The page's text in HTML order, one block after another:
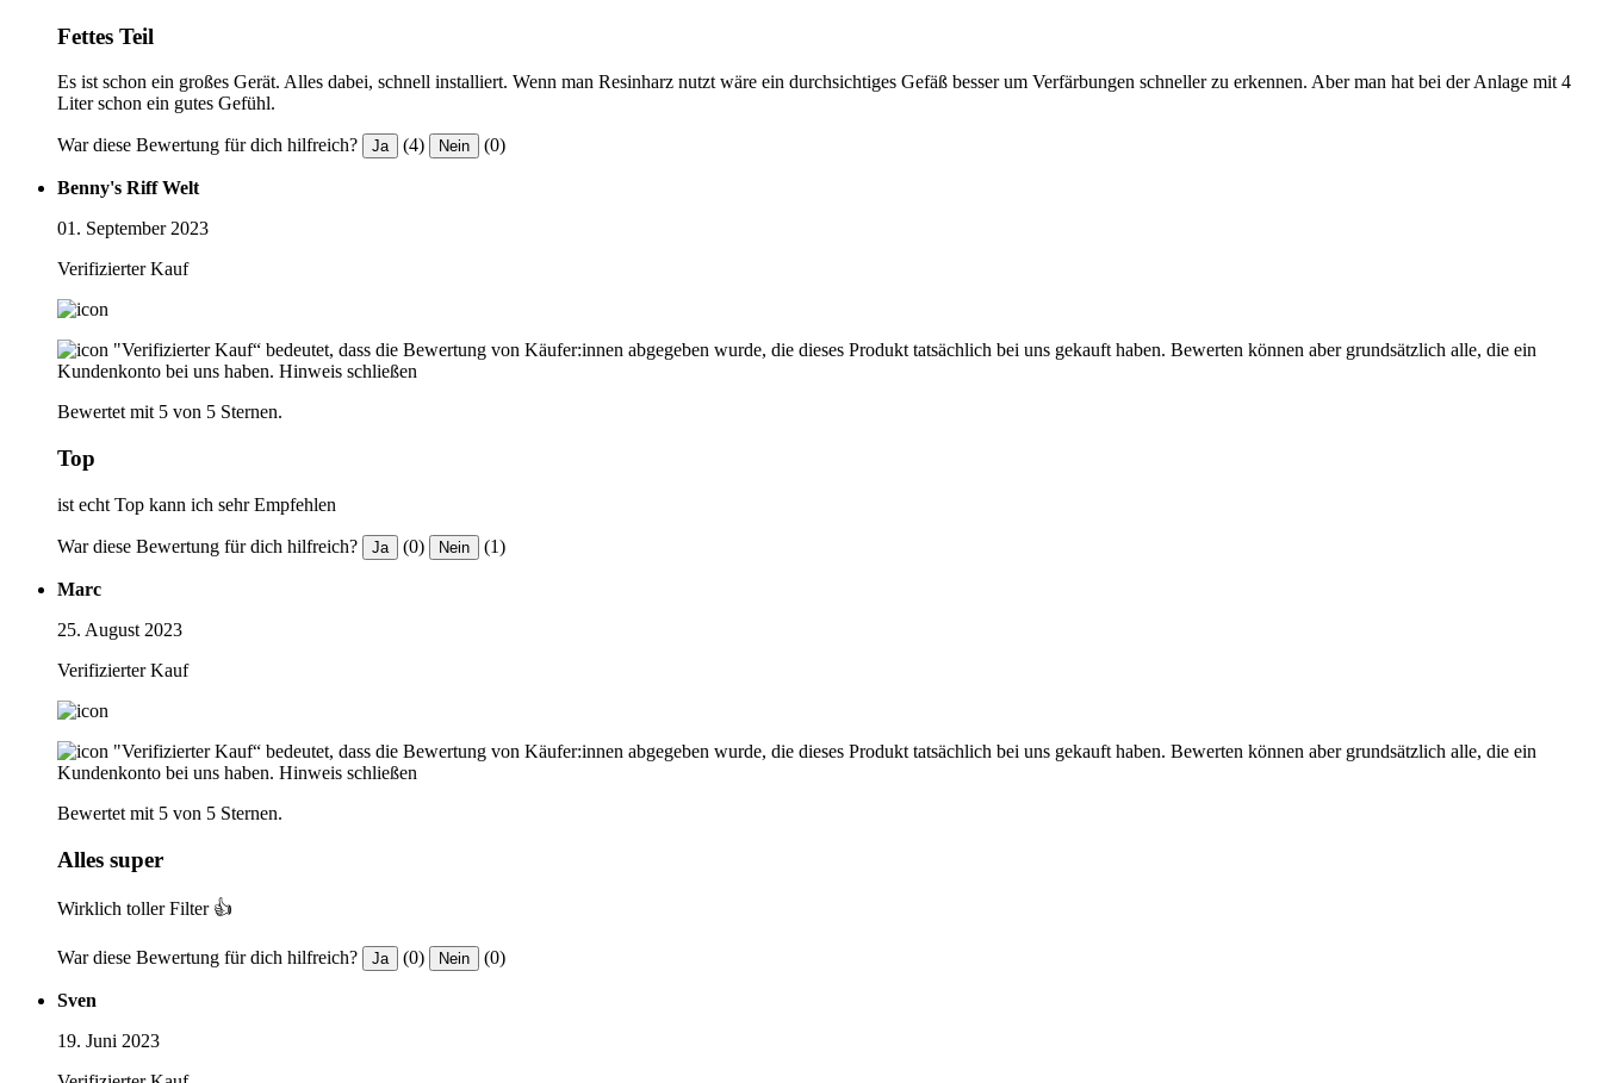
Fettes Teil
Es ist schon ein großes Gerät. Alles dabei, schnell installiert. Wenn man Resinharz nutzt wäre ein durchsichtiges Gefäß besser um Verfärbungen schneller zu erkennen. Aber man hat bei der Anlage mit 4
Liter schon ein gutes Gefühl.
War diese Bewertung für dich hilfreich? Ja (4) Nein (0)
Benny's Riff Welt
01. September 2023
Verifizierter Kauf
"Verifizierter Kauf“ bedeutet, dass die Bewertung von Käufer:innen abgegeben wurde, die dieses Produkt tatsächlich bei uns gekauft haben. Bewerten können aber grundsätzlich alle, die ein
Kundenkonto bei uns haben. Hinweis schließen
Bewertet mit 5 von 5 Sternen.
Top
ist echt Top kann ich sehr Empfehlen
War diese Bewertung für dich hilfreich? Ja (0) Nein (1)
Marc
25. August 2023
Verifizierter Kauf
"Verifizierter Kauf“ bedeutet, dass die Bewertung von Käufer:innen abgegeben wurde, die dieses Produkt tatsächlich bei uns gekauft haben. Bewerten können aber grundsätzlich alle, die ein
Kundenkonto bei uns haben. Hinweis schließen
Bewertet mit 5 von 5 Sternen.
Alles super
Wirklich toller Filter 👍
War diese Bewertung für dich hilfreich? Ja (0) Nein (0)
Sven
19. Juni 2023